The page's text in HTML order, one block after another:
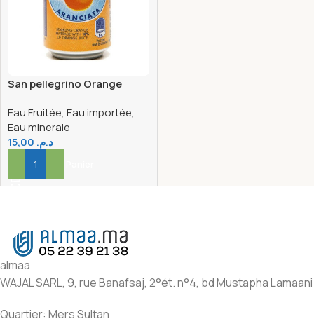
San pellegrino Orange
Eau Fruitée, Eau importée,
Eau minerale
د.م.
Ajouter Au Panier
almaa
WAJAL SARL, 9, rue Banafsaj, 2°ét. n°4, bd Mustapha Lamaani
Quartier: Mers Sultan